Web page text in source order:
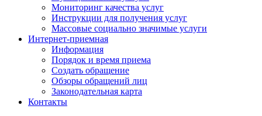
Мониторинг качества услуг
Инструкции для получения услуг
Массовые социально значимые услуги
Интернет-приемная
Информация
Порядок и время приема
Создать обращение
Обзоры обращений лиц
Законодательная карта
Контакты